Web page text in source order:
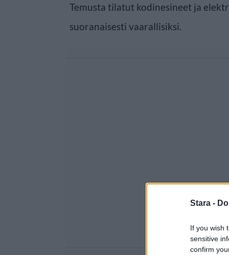
Stara -
If you wish
sensitive
confirm
Temusta tilatut kodinesineet ja
suoranaisesti vaarallisiksi.